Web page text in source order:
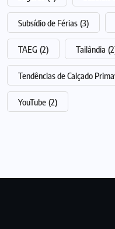
Subsídio de Férias (3)
TAEG (2) Tailândia
Tendências de Calçado
YouTube (2)